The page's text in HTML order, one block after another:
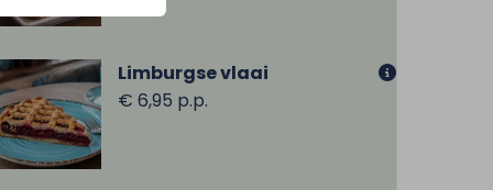
Limburgse vlaai
€ 6,95 p.p.